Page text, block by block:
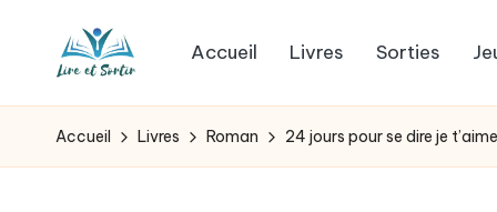
L
i
livres
pour
Accueil Livres Sorties
Accueil Livres Roman 24 jours pour se dire je t’aime